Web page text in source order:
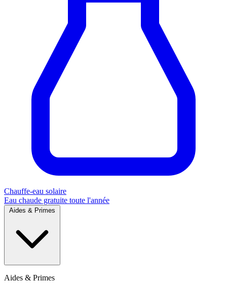
Chauffe-eau solaire
Eau chaude gratuite toute l'année
Aides & Primes